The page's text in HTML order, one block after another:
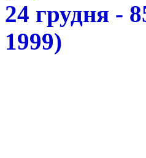
24 грудня -
1999)